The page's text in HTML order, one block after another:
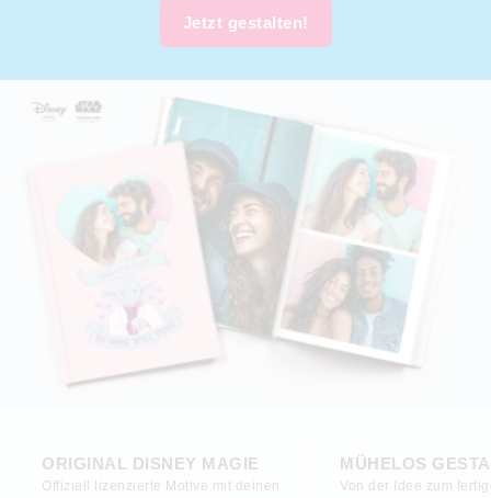
Jetzt gestalten!
ORIGINAL DISNEY MAGIE
Offiziell lizenzierte Motive mit deinen
MÜHELOS
Von der Idee zum